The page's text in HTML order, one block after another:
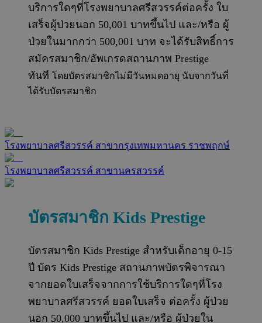
บริการใดๆที่โรงพยาบาลศรีสวรรค์ต่อครั้ง ใบ
เสร็จผู้ป่วยนอก 50,001 บาทขึ้นไป และ/หรือ ผู้
ป่วยในมากกว่า 500,001 บาท จะได้รับสิทธิ์การ
สมัครสมาชิก/อัพเกรดสถานภาพ Prestige
ทันที โดยบัตรสมาชิกไม่มีวันหมดอายุ นับจากวันที่
ได้รับบัตรสมาชิก
โรงพยาบาลศรีสวรรค์ สาขากรุงเทพมหานคร ราชพฤกษ์
โรงพยาบาลศรีสวรรค์ สาขานครสวรรค์
บัตรสมาชิก Kids Prestige
บัตรสมาชิก Kids Prestige สำหรับเด็กอายุ 0-15
ปี บัตร Kids Prestige สถานภาพบัตรพิจารณา
จากยอดใบเสร็จจากการใช้บริการใดๆที่โรง
พยาบาลศรีสวรรค์ ยอดใบเสร็จ ต่อครั้ง ผู้ป่วย
นอก 50,000 บาทขึ้นไป และ/หรือ ผู้ป่วยใน